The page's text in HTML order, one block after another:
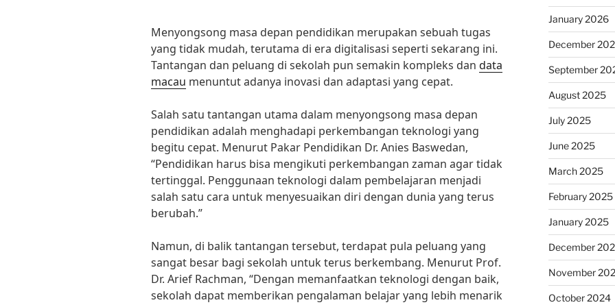
Menyongsong masa depan pendidikan merupakan sebuah tugas
yang tidak mudah, terutama di era digitalisasi seperti sekarang ini.
Tantangan dan peluang di sekolah pun semakin kompleks dan data
macau menuntut adanya inovasi dan adaptasi yang cepat.
Salah satu tantangan utama dalam menyongsong masa depan
pendidikan adalah menghadapi perkembangan teknologi yang
begitu cepat. Menurut Pakar Pendidikan Dr. Anies Baswedan,
“Pendidikan harus bisa mengikuti perkembangan zaman agar tidak
tertinggal. Penggunaan teknologi dalam pembelajaran menjadi
salah satu cara untuk menyesuaikan diri dengan dunia yang terus
berubah.”
Namun, di balik tantangan tersebut, terdapat pula peluang yang
sangat besar bagi sekolah untuk terus berkembang. Menurut Prof.
Dr. Arief Rachman, “Dengan memanfaatkan teknologi dengan baik,
sekolah dapat memberikan pengalaman belajar yang lebih menarik
January 2026
December
September
August 2025
July 2025
June 2025
March 2025
February 2025
January 2025
December
November
October 2024